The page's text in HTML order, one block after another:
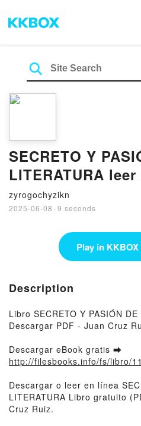
SECRETO Y
LITERATURA
zyrogochyzikn
2025-06-08 · 9 seconds
Play in
Description
Libro SECRETO Y PASIÓN
Descargar PDF - Juan Cruz
Descargar eBook gratis ➡
http://filesbooks.info/fs/libro/
Descargar o leer en línea
LITERATURA Libro gratuito
Cruz Ruiz.